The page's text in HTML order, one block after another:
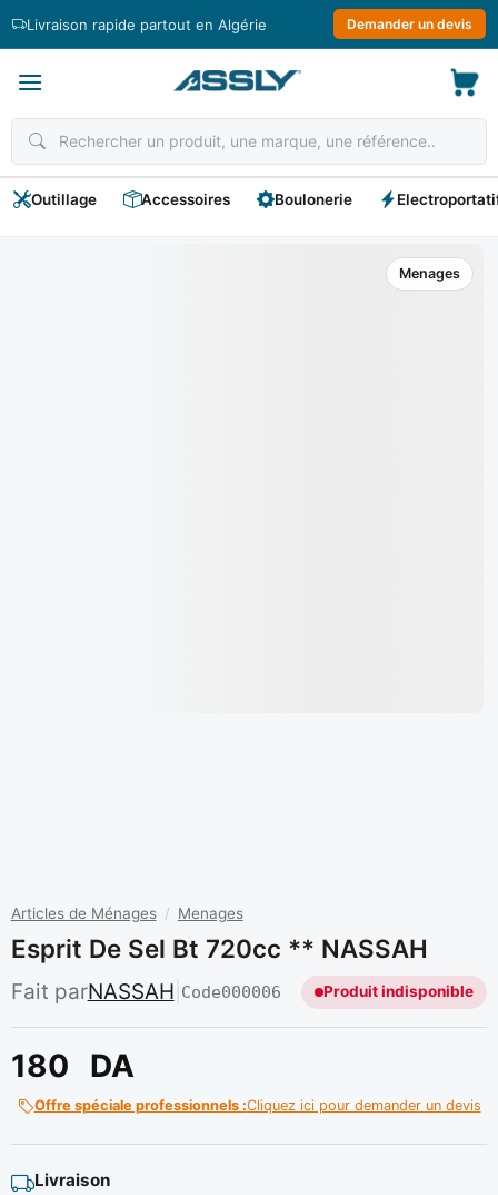
Livraison rapide partout en Algérie Demander un devis
Outillage Accessoires Boulonerie
Menages
Articles de Ménages / Menages
Esprit De Sel Bt 720cc ** NASSAH
Fait parNASSAH Code000006 Produit indisponible
180 DA
Offre spéciale professionnels :Cliquez ici pour demander un devis
Livraison